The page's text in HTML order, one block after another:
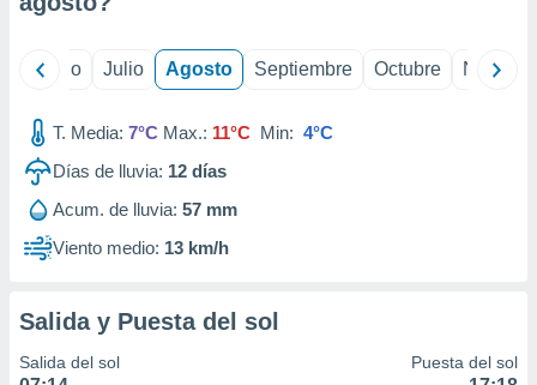
mediante
publicidad
publicidad
1199
Junio Julio Agosto Septiembre Octubre
T. Media: 7°C Max.: 11°C Min: 4°C
Días de lluvia: 12 días
Acum. de lluvia: 57 mm
Viento medio: 13 km/h
Salida y Puesta del sol
Salida del sol Puesta del sol